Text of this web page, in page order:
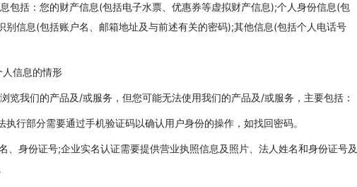
包括：您的财产信息(包括电子水票、优惠券等虚拟财产信息);个人身份信息(包
信息(包括账户名、邮箱地址及与前述有关的密码);其他信息(包括个人电话号
信息的情形
览我们的产品及/或服务，但您可能无法使用我们的产品及/或服务，主要包括：
行部分需要通过手机验证码以确认用户身份的操作，如找回密码。
、身份证号;企业实名认证需要提供营业执照信息及照片、法人姓名和身份证号及